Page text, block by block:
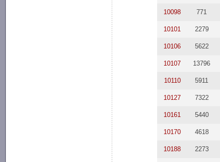
10098 771
10101 2279
10106 5622
10107 13796
10110 5911
10127 7322
10161 5440
10170 4618
10188 2273